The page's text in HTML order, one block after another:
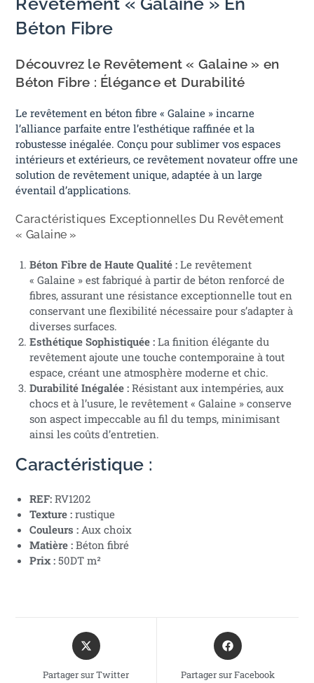
Béton Fibre
Découvrez le Revêtement « Galaine » en
Béton Fibre : Élégance et Durabilité
Le revêtement en béton fibre « Galaine » incarne
l’alliance parfaite entre l’esthétique raffinée et la
robustesse inégalée. Conçu pour sublimer vos espaces
intérieurs et extérieurs, ce revêtement novateur offre une
solution de revêtement unique, adaptée à un large
éventail d’applications.
Caractéristiques Exceptionnelles Du Revêtement
« Galaine »
Béton Fibre de Haute Qualité : Le revêtement
« Galaine » est fabriqué à partir de béton renforcé de
fibres, assurant une résistance exceptionnelle tout en
conservant une flexibilité nécessaire pour s’adapter à
diverses surfaces.
Esthétique Sophistiquée : La finition élégante du
revêtement ajoute une touche contemporaine à tout
espace, créant une atmosphère moderne et chic.
Durabilité Inégalée : Résistant aux intempéries, aux
chocs et à l’usure, le revêtement « Galaine » conserve
son aspect impeccable au fil du temps, minimisant
ainsi les coûts d’entretien.
Caractéristique :
REF: RV1202
Texture : rustique
Couleurs : Aux choix
Matière : Béton fibré
Prix : 50DT m²
Partager sur Twitter Partager sur Facebook